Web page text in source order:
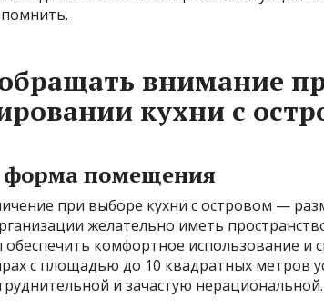
внимание
кухни с
форма помещения
при выборе кухни с островом —
желательно иметь
комфортное использование и
с площадью до 10 квадратных метров
и зачастую нерациональной.